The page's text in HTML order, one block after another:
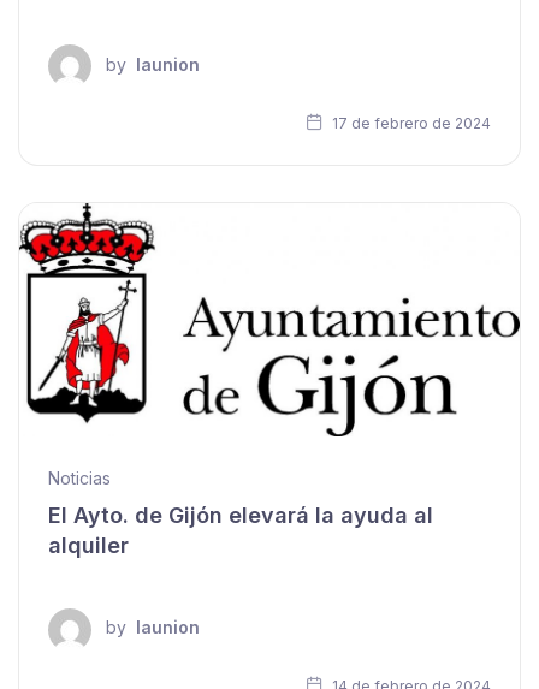
by launion
17 de febrero de 2024
Noticias
El Ayto. de Gijón elevará la ayuda al
alquiler
by launion